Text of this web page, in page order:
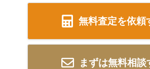
無料査定を依頼
まずは無料相談